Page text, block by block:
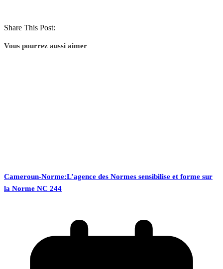
Share This Post:
Vous pourrez aussi aimer
Cameroun-Norme:L’agence des Normes sensibilise et forme sur
la Norme NC 244